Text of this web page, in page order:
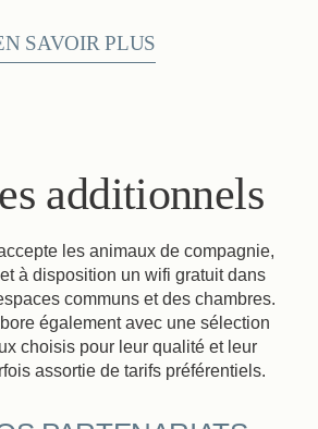
SAVOIR PLUS
additionnels
les animaux de compagnie,
à disposition un wifi gratuit dans
communs et des chambres.
également avec une sélection
choisis pour leur qualité et leur
assortie de tarifs préférentiels.